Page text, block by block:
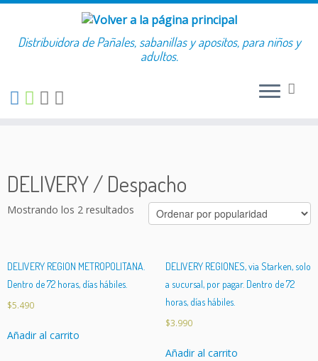
Buscar:
SaltarDistribuidora de Pañales, sabanillas y apositos, para niños y
adultos.
DELIVERY / Despacho
Mostrando los 2 resultados
DELIVERY REGION METROPOLITANA.
Dentro de 72 horas, días hábiles.
$5.490
Añadir al carrito
DELIVERY REGIONES, via Starken, solo
a sucursal, por pagar. Dentro de 72
horas, días hábiles.
$3.990
Añadir al carrito